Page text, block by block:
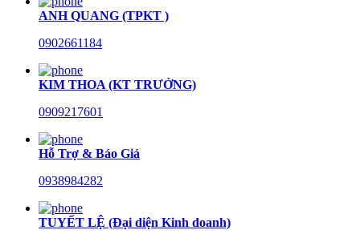
ANH QUANG (TPKT )
0902661184
KIM THOA (KT TRƯỞNG)
0909217601
Hỗ Trợ & Báo Giá
0938984282
TUYẾT LỆ (Đại diện Kinh doanh)